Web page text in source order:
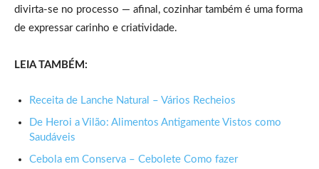
divirta-se no processo — afinal, cozinhar também é uma forma
de expressar carinho e criatividade.
LEIA TAMBÉM:
Receita de Lanche Natural – Vários Recheios
De Heroi a Vilão: Alimentos Antigamente Vistos como
Saudáveis
Cebola em Conserva – Cebolete Como fazer